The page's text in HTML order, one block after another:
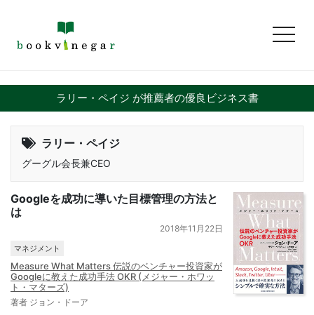
ラリー・ペイジ が推薦者の優良ビジネス書
ラリー・ペイジ
グーグル会長兼CEO
Googleを成功に導いた目標管理の方法と
は
2018年11月22日
マネジメント
Measure What Matters 伝説のベンチャー投資家が
Googleに教えた成功手法 OKR (メジャー・ホワッ
ト・マターズ)
著者 ジョン・ドーア